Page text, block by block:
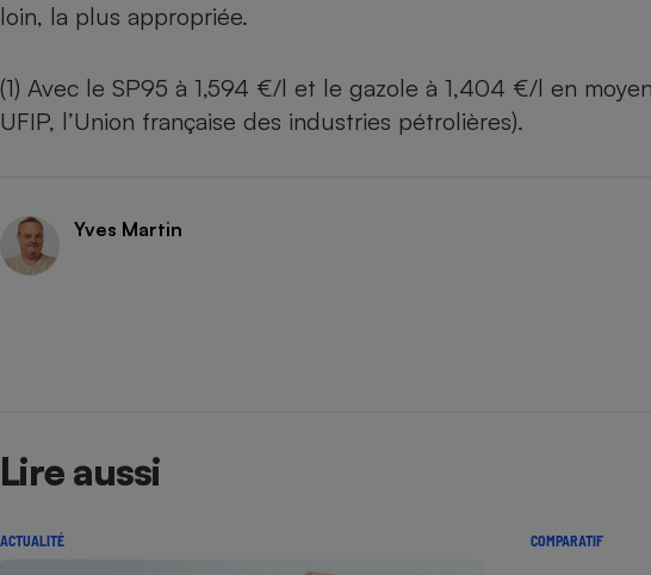
loin, la plus appropriée.
(1) Avec le SP95 à 1,594 €/l et le gazole à 1,404 €/l en
UFIP, l’Union française des industries pétrolières).
Yves Martin
Lire aussi
ACTUALITÉ COMPARATIF